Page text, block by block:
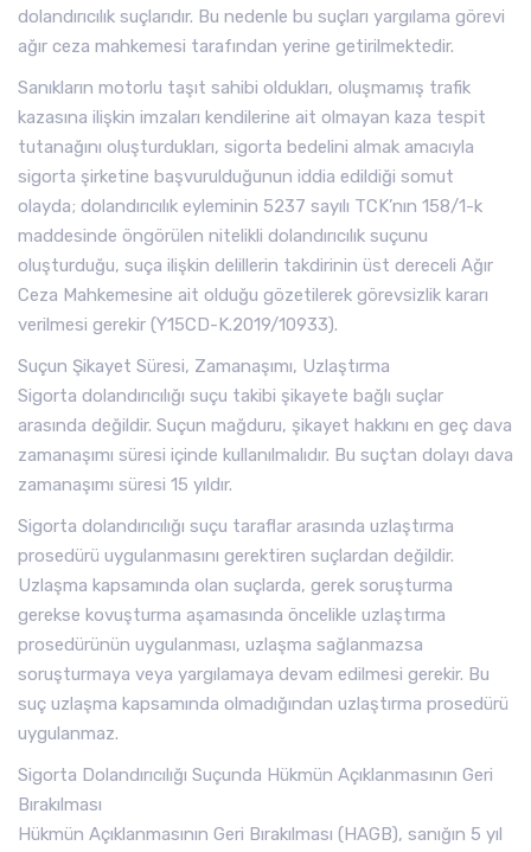
dolandırıcılık suçlarıdır. Bu nedenle bu suçları yargılama görevi
ağır ceza mahkemesi tarafından yerine getirilmektedir.
Sanıkların motorlu taşıt sahibi oldukları, oluşmamış trafik
kazasına ilişkin imzaları kendilerine ait olmayan kaza tespit
tutanağını oluşturdukları, sigorta bedelini almak amacıyla
sigorta şirketine başvurulduğunun iddia edildiği somut
olayda; dolandırıcılık eyleminin 5237 sayılı TCK’nın 158/1-k
maddesinde öngörülen nitelikli dolandırıcılık suçunu
oluşturduğu, suça ilişkin delillerin takdirinin üst dereceli Ağır
Ceza Mahkemesine ait olduğu gözetilerek görevsizlik kararı
verilmesi gerekir (Y15CD-K.2019/10933).
Suçun Şikayet Süresi, Zamanaşımı, Uzlaştırma
Sigorta dolandırıcılığı suçu takibi şikayete bağlı suçlar
arasında değildir. Suçun mağduru, şikayet hakkını en geç dava
zamanaşımı süresi içinde kullanılmalıdır. Bu suçtan dolayı dava
zamanaşımı süresi 15 yıldır.
Sigorta dolandırıcılığı suçu taraflar arasında uzlaştırma
prosedürü uygulanmasını gerektiren suçlardan değildir.
Uzlaşma kapsamında olan suçlarda, gerek soruşturma
gerekse kovuşturma aşamasında öncelikle uzlaştırma
prosedürünün uygulanması, uzlaşma sağlanmazsa
soruşturmaya veya yargılamaya devam edilmesi gerekir. Bu
suç uzlaşma kapsamında olmadığından uzlaştırma prosedürü
uygulanmaz.
Sigorta Dolandırıcılığı Suçunda Hükmün Açıklanmasının Geri
Bırakılması
Hükmün Açıklanmasının Geri Bırakılması (HAGB), sanığın 5 yıl